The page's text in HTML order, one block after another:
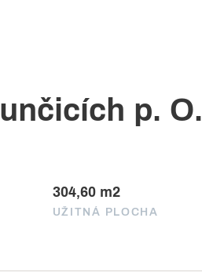
p. O.
304,60 m2
UŽITNÁ PLOCHA